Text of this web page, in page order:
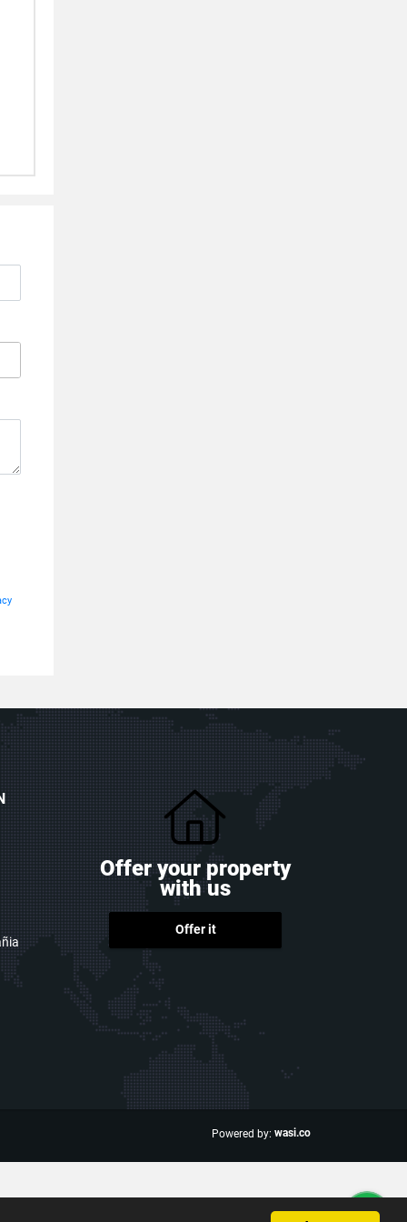
Offer your property
with us
Offer it
Powered by: wasi.co